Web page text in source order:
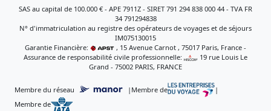
SAS au capital de 100.000 € - APE 7911Z - SIRET 791 294 838 000 44 - TVA FR
34 791294838
N° d'immatriculation au registre des opérateurs de voyages et de séjours
IM075130015
Garantie Financière:
, 15 Avenue Carnot , 75017 Paris, France -
Assurance de responsabilité civile professionnelle:
, 19 rue Louis Le
Grand - 75002 PARIS, FRANCE
Membre du réseau | Membre de
|
Membre de